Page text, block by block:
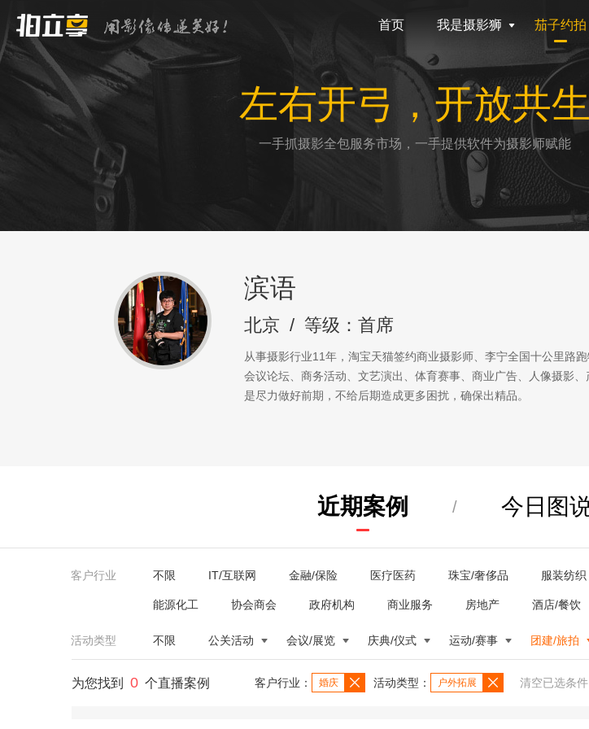
首页 我是摄影狮 茄子约拍
左右开弓，开放共生
一手抓摄影全包服务市场，一手提供软件为摄影师赋能
滨语
北京 / 等级：首席
从事摄影行业11年，淘宝天猫签约商业摄影师、李宁全国十公里路
会议论坛、商务活动、文艺演出、体育赛事、商业广告、人像摄影
是尽力做好前期，不给后期造成更多困扰，确保出精品。
近期案例 / 今日图
客户行业 不限 IT/互联网 金融/保险 医疗医药 珠宝/奢侈品 服装纺织
能源化工 协会商会 政府机构 商业服务 房地产 酒店/餐饮
活动类型 不限 公关活动 会议/展览 庆典/仪式 运动/赛事 团建/旅拍
为您找到 0 个直播案例 客户行业： 婚庆 活动类型： 户外拓展 清空已选条件